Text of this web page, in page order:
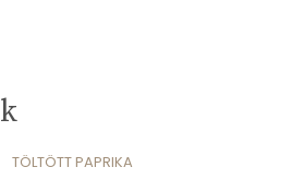
TÖLTÖTT PAPRIKA